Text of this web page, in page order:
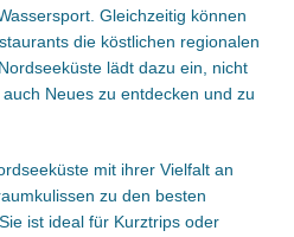
Gleichzeitig können
die köstlichen regionalen
lädt dazu ein, nicht
Neues zu entdecken und zu
mit ihrer Vielfalt an
zu den besten
ist ideal für Kurztrips oder